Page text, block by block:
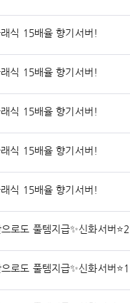
식 15배율 향기서버!
식 15배율 향기서버!
식 15배율 향기서버!
식 15배율 향기서버!
식 15배율 향기서버!
로도 풀템지급✨신화서버⭐2
로도 풀템지급✨신화서버⭐1